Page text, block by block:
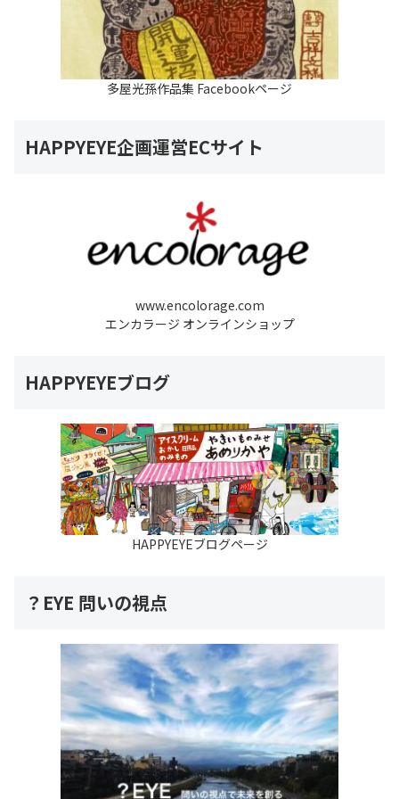
多屋光孫作品集 Facebookページ
HAPPYEYE企画運営ECサイト
www.encolorage.com
エンカラージ オンラインショップ
HAPPYEYEブログ
HAPPYEYEブログページ
？EYE 問いの視点